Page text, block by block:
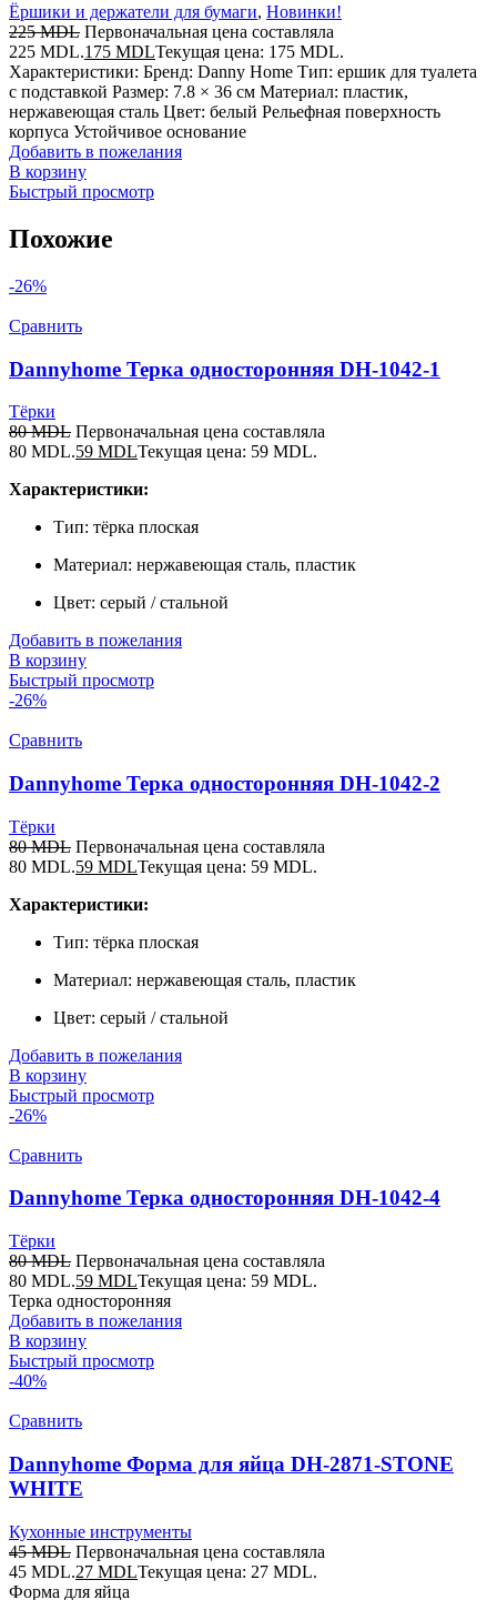
Ёршики и держатели для бумаги, Новинки!
225MDL Первоначальная цена составляла
225 MDL.175 MDLТекущая цена: 175 MDL.
Характеристики: Бренд: Danny Home Тип: ершик для туалета
с подставкой Размер: 7.8 × 36 см Материал: пластик,
нержавеющая сталь Цвет: белый Рельефная поверхность
корпуса Устойчивое основание
Добавить в пожелания
В корзину
Быстрый просмотр
Похожие
-26%
Сравнить
Dannyhome Терка односторонняя DH-1042-1
Тёрки
80MDL Первоначальная цена составляла
80 MDL.59 MDLТекущая цена: 59 MDL.
Характеристики:
Тип: тёрка плоская
Материал: нержавеющая сталь, пластик
Цвет: серый / стальной
Добавить в пожелания
В корзину
Быстрый просмотр
-26%
Сравнить
Dannyhome Терка односторонняя DH-1042-2
Тёрки
80MDL Первоначальная цена составляла
80 MDL.59 MDLТекущая цена: 59 MDL.
Характеристики:
Тип: тёрка плоская
Материал: нержавеющая сталь, пластик
Цвет: серый / стальной
Добавить в пожелания
В корзину
Быстрый просмотр
-26%
Сравнить
Dannyhome Терка односторонняя DH-1042-4
Тёрки
80MDL Первоначальная цена составляла
80 MDL.59 MDLТекущая цена: 59 MDL.
Терка односторонняя
Добавить в пожелания
В корзину
Быстрый просмотр
-40%
Сравнить
Dannyhome Форма для яйца DH-2871-STONE
WHITE
Кухонные инструменты
45MDL Первоначальная цена составляла
45 MDL.27 MDLТекущая цена: 27 MDL.
Форма для яйца